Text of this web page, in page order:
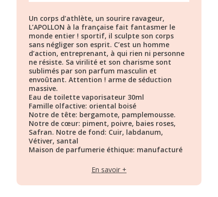
Un corps d’athlète, un sourire ravageur,
L’APOLLON à la française fait fantasmer le
monde entier ! sportif, il sculpte son corps
sans négliger son esprit. C’est un homme
d’action, entreprenant, à qui rien ni personne
ne résiste. Sa virilité et son charisme sont
sublimés par son parfum masculin et
envoûtant. Attention ! arme de séduction
massive.
Eau de toilette vaporisateur 30ml
Famille olfactive: oriental boisé
Notre de tête: bergamote, pamplemousse.
Notre de cœur: piment, poivre, baies roses,
Safran. Notre de fond: Cuir, labdanum,
Vétiver, santal
Maison de parfumerie éthique: manufacturé
animaux Et à un prix juste ! fabrication
artisanale 100% made in France
En savoir +